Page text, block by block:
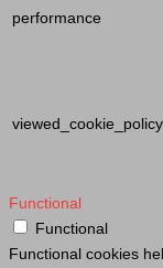
performance
viewed_cookie_policy
Functional
Functional
Functional cookies